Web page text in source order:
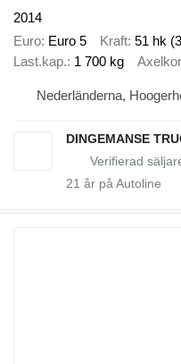
2014
Euro Euro 5 Kraft 51 hk
Last.kap. 1 700 kg
Nederländerna,
DINGEMANSE
21 år på Autoline